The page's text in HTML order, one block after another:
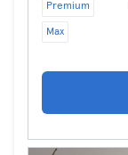
Premium
Max